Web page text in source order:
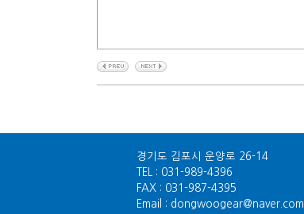
경기도 김포시 운양로 26-14
TEL : 031-989-4396
FAX : 031-987-4395
Email : dongwoogear@naver.com